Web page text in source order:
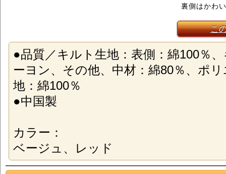
裏側はかわ
こ
●品質／キルト生地：表側：綿100％
ーヨン、その他、中材：綿80％、ポ
地：綿100％
●中国製
カラー：
ベージュ、レッド